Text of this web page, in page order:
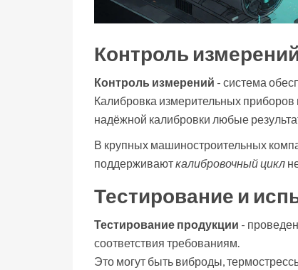
Контроль
Контроль измерений - система
Калибровка измерительных
надёжной калибровки любые
В крупных машиностроительных
поддерживаюткалибровочный цикл
Тестирование и
Тестирование продукции -
соответствия требованиям.
Это могут быть виброды,